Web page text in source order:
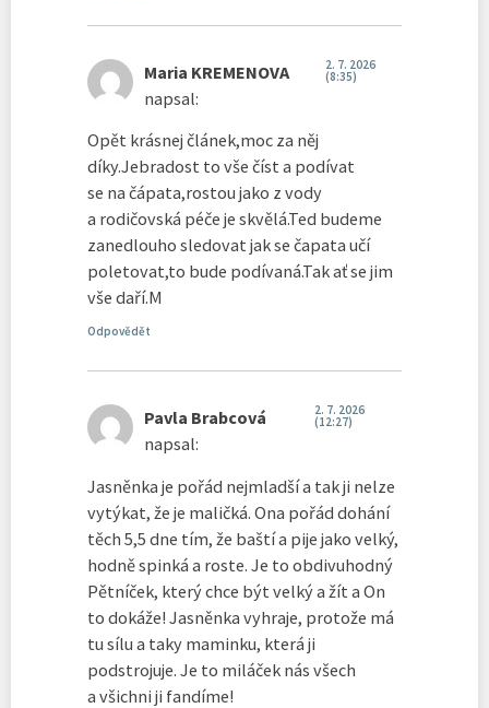
Maria KREMENOVA
napsal:
2. 7. 2026
(8:35)
Opět krásnej článek,moc za něj
díky.Jebradost to vše číst a podívat
se na čápata,rostou jako z vody
a rodičovská péče je skvělá.Ted budeme
zanedlouho sledovat jak se čapata učí
poletovat,to bude podívaná.Tak ať se jim
vše daří.M
Odpovědět
Pavla Brabcová
napsal:
2. 7. 2026
(12:27)
Jasněnka je pořád nejmladší a tak ji nelze
vytýkat, že je maličká. Ona pořád dohání
těch 5,5 dne tím, že baští a pije jako velký,
hodně spinká a roste. Je to obdivuhodný
Pětníček, který chce být velký a žít a On
to dokáže! Jasněnka vyhraje, protože má
tu sílu a taky maminku, která ji
podstrojuje. Je to miláček nás všech
a všichni ji fandíme!